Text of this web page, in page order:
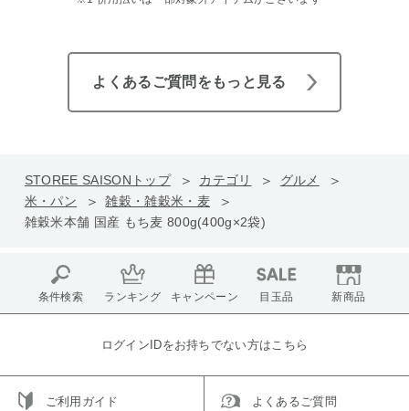
よくあるご質問をもっと見る
STOREE SAISONトップ カテゴリ
グルメ
米・パン
雑穀・雑穀米・麦
雑穀米本舗 国産 もち麦 800g(400g×2袋)
条件検索 ランキング キャンペーン 目玉品 新商品
ログインIDをお持ちでない方はこちら
ご利用ガイド よくあるご質問